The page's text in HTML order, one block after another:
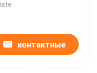
контактные